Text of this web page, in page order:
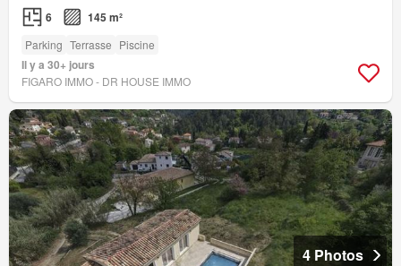
6 145 m²
Parking Terrasse Piscine
Il y a 30+ jours
FIGARO IMMO - DR HOUSE IMMO
4 Photos